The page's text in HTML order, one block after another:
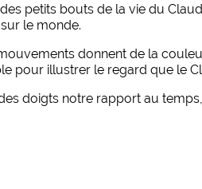
petits bouts de la vie du
le monde.
donnent de la
pour illustrer le regard que le
doigts notre rapport au